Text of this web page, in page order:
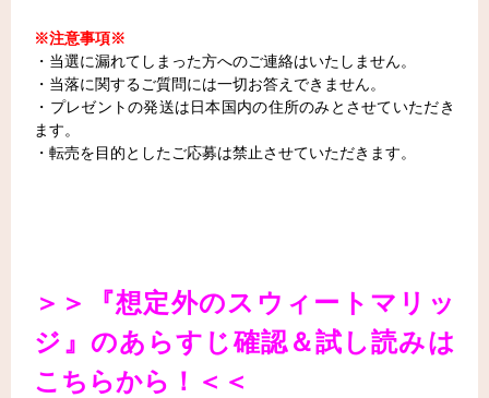
※注意事項※
・当選に漏れてしまった方へのご連絡はいたしません。
・当落に関するご質問には一切お答えできません。
・プレゼントの発送は日本国内の住所のみとさせていただき
ます。
・転売を目的としたご応募は禁止させていただきます。
＞＞『想定外のスウィートマリッ
ジ』のあらすじ確認＆試し読みは
こちらから！＜＜